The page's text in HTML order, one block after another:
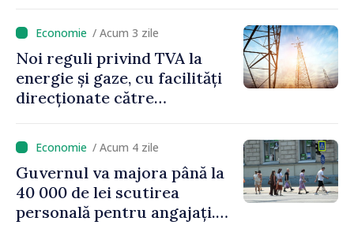
/ Acum 3 zile
Noi reguli privind TVA la
energie și gaze, cu facilități
direcționate către
/ Acum 4 zile
Guvernul va majora până la
40 000 de lei scutirea
personală pentru angajați.